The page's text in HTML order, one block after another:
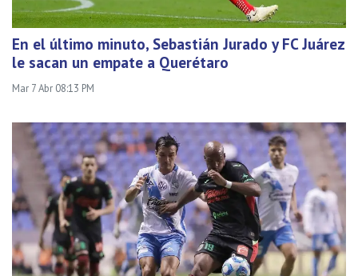
En el último minuto, Sebastián Jurado y FC Juárez
le sacan un empate a Querétaro
Mar 7 Abr 08:13 PM